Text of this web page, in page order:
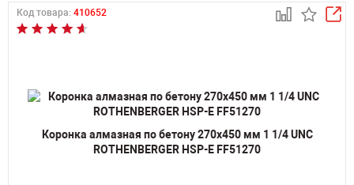
Код товара: 410652
Коронка алмазная по бетону 270х450 мм 1 1/4 UNC
ROTHENBERGER HSP-E FF51270